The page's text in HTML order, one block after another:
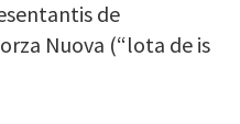
de
Nuova (“lota de is